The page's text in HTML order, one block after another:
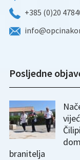
+385 (0)20
Posljedne
branitelja